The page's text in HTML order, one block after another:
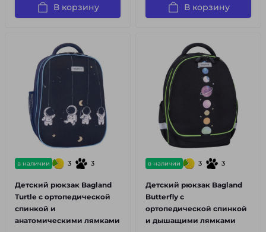
В корзину В корзину
в наличии 3 3
Детский рюкзак Bagland
Turtle с ортопедической
спинкой и
анатомическими лямками
в наличии 3 3
Детский рюкзак Bagland
Butterfly с
ортопедической спинкой
и дышащими лямками